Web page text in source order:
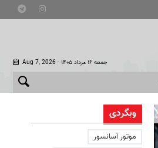
Aug 7, 2026 - جمعه ۱۶ مرداد ۱۴۰۵
وبگردی
موتور آسانسور